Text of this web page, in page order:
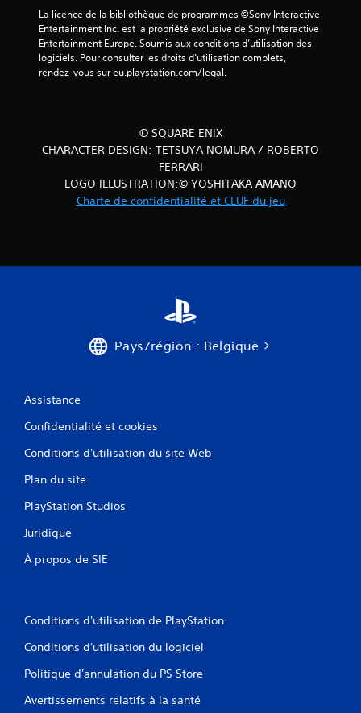
La licence de la bibliothèque de programmes ©Sony Interactive
Entertainment Inc. est la propriété exclusive de Sony Interactive
Entertainment Europe. Soumis aux conditions d’utilisation des
logiciels. Pour consulter les droits d’utilisation complets,
rendez-vous sur eu.playstation.com/legal.
© SQUARE ENIX
CHARACTER DESIGN: TETSUYA NOMURA / ROBERTO
FERRARI
LOGO ILLUSTRATION:© YOSHITAKA AMANO
Charte de confidentialité et CLUF du jeu
Pays/région : Belgique
Assistance
Confidentialité et cookies
Conditions d'utilisation du site Web
Plan du site
PlayStation Studios
Juridique
À propos de SIE
Conditions d'utilisation de PlayStation
Conditions d'utilisation du logiciel
Politique d'annulation du PS Store
Avertissements relatifs à la santé